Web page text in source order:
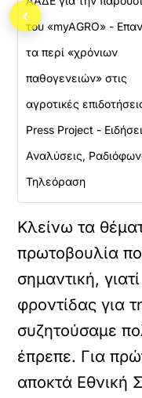
του «myAGRO» -
τα περί «χρόνιων
παθογενειών» στις
αγροτικές
Press Project -
Αναλύσεις,
Τηλεόραση
Κλείνω τα
πρωτοβουλία
σημαντική,
φροντίδας για
συζητούσαμε
έπρεπε. Για
αποκτά Εθνική
‹